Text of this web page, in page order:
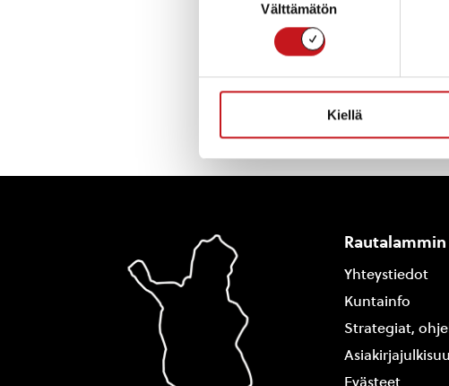
Välttämätön
Kiellä
Yhteystiedot
Kuntainfo
Strategiat,
Evästeet